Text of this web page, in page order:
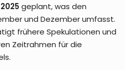
geplant, was den
und Dezember umfasst.
frühere Spekulationen und
Zeitrahmen für die